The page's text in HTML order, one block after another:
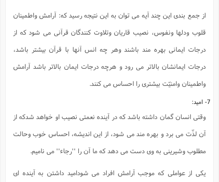
از جمع بندی این چند آیه می توان به این نتیجه رسید که: آرامش واطمینان
قلوب ودلها ونفوس، نصیب قاریان وتلاوت کنندگان قرآنی می شود که از
درجات ایمانی بهره مند باشند وهر چه انس آنها با قرآن بیشتر باشد،
درجات ایمانشان بالاتر می رود و هرچه درجات ایمان بالاتر باشد آرامش
واطمینان وامنیّت بیشتری را احساس می کنند.
7- امید:
وقتی انسان گمان داشته باشد که در آینده نعمتی نصیب او خواهد شدکه از
آن لذّت می برد و بهره مند می شود، از این اندیشه، احساس خوب وحالت
مطلوب وشیرینی به وی دست می دهد که ما آن را ''رجاء'' می نامیم.
یکی از عواملی که موجب آرامش افراد می شودامید داشتن به آینده ای